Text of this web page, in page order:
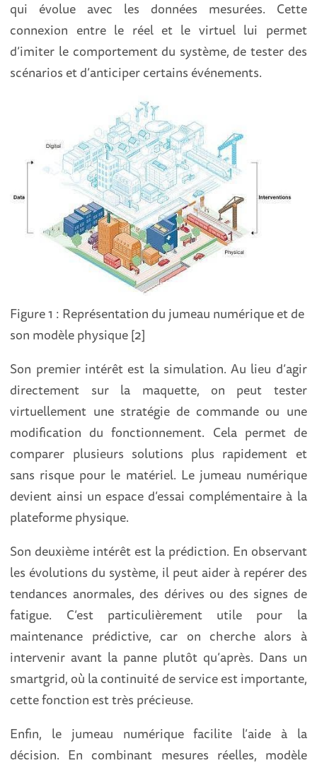
qui évolue avec les données mesurées. Cette
connexion entre le réel et le virtuel lui permet
d’imiter le comportement du système, de tester des
scénarios et d’anticiper certains événements.
Figure 1 : Représentation du jumeau numérique et de
son modèle physique [2]
Son premier intérêt est la simulation. Au lieu d’agir
directement sur la maquette, on peut tester
virtuellement une stratégie de commande ou une
modification du fonctionnement. Cela permet de
comparer plusieurs solutions plus rapidement et
sans risque pour le matériel. Le jumeau numérique
devient ainsi un espace d’essai complémentaire à la
plateforme physique.
Son deuxième intérêt est la prédiction. En observant
les évolutions du système, il peut aider à repérer des
tendances anormales, des dérives ou des signes de
fatigue. C’est particulièrement utile pour la
maintenance prédictive, car on cherche alors à
intervenir avant la panne plutôt qu’après. Dans un
smartgrid, où la continuité de service est importante,
cette fonction est très précieuse.
Enfin, le jumeau numérique facilite l’aide à la
décision. En combinant mesures réelles, modèle